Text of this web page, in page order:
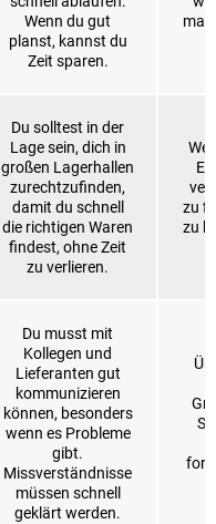
Wenn du gut
planst, kannst du
Zeit sparen.
Du solltest in der
Lage sein, dich in
großen Lagerhallen
zurechtzufinden,
damit du schnell
die richtigen Waren
findest, ohne Zeit
zu verlieren.
zu
zu
Du musst mit
Kollegen und
Lieferanten gut
kommunizieren
können, besonders
wenn es Probleme
gibt.
Missverständnisse
müssen schnell
geklärt werden.